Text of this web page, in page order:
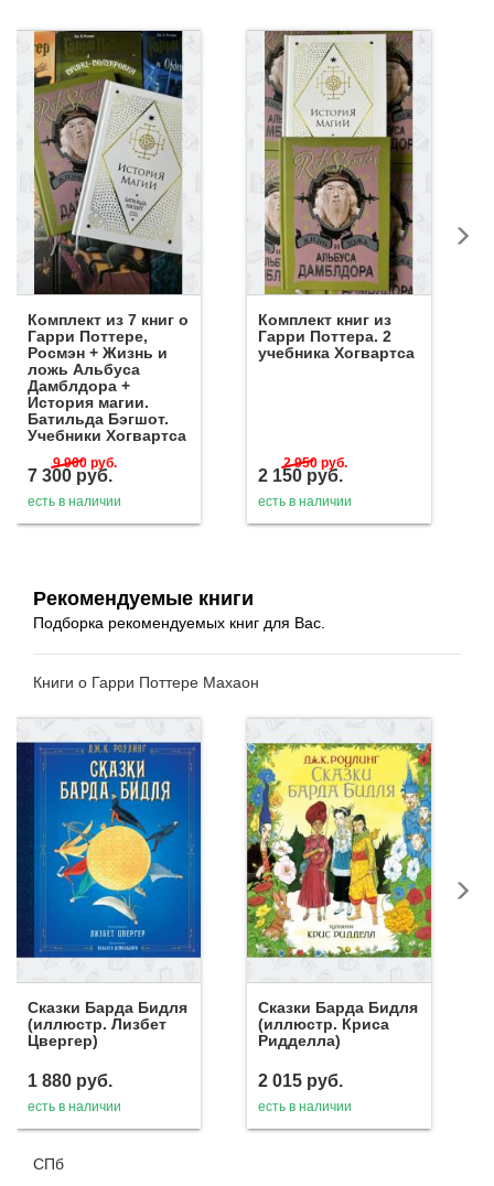
Комплект из 7 книг о
Гарри Поттере,
Росмэн + Жизнь и
ложь Альбуса
Дамблдора +
История магии.
Батильда Бэгшот.
Учебники Хогвартса
9 900 руб.
7 300 руб.
есть в наличии
Комплект книг из
Гарри Поттера. 2
учебника Хогвартса
2 950 руб.
2 150 руб.
есть в наличии
Рекомендуемые книги
Подборка рекомендуемых книг для Вас.
Книги о Гарри Поттере Махаон
Сказки Барда Бидля
(иллюстр. Лизбет
Цвергер)
1 880 руб.
есть в наличии
Сказки Барда Бидля
(иллюстр. Криса
Ридделла)
2 015 руб.
есть в наличии
СПб